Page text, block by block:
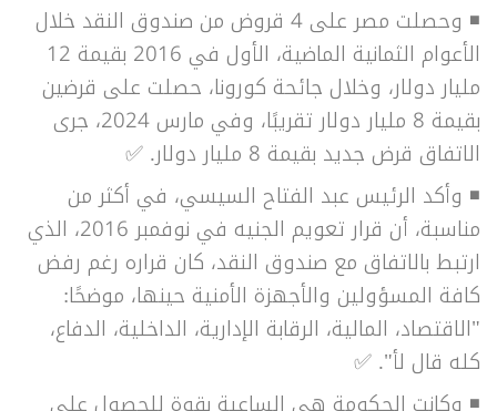
◾ وحصلت مصر على 4 قروض من صندوق النقد خلال
الأعوام الثمانية الماضية، الأول في 2016 بقيمة 12
مليار دولار، وخلال جائحة كورونا، حصلت على قرضين
بقيمة 8 مليار دولار تقريبًا، وفي مارس 2024، جرى
الاتفاق قرض جديد بقيمة 8 مليار دولار.
✅
◾ وأكد الرئيس عبد الفتاح السيسي، في أكثر من
مناسبة، أن قرار تعويم الجنيه في نوفمبر 2016، الذي
ارتبط بالاتفاق مع صندوق النقد، كان قراره رغم رفض
كافة المسؤولين والأجهزة الأمنية حينها، موضحًا:
"الاقتصاد، المالية، الرقابة الإدارية، الداخلية، الدفاع،
كله قال لأ". ✅